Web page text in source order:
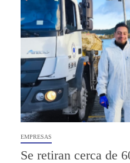
EMPRESAS
Se retiran cerca de